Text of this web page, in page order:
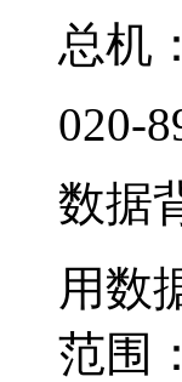
总机：
020-
数据
用数
范围